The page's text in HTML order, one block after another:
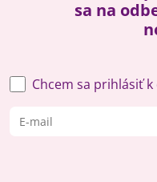
sa na
Chcem sa prihlásiť